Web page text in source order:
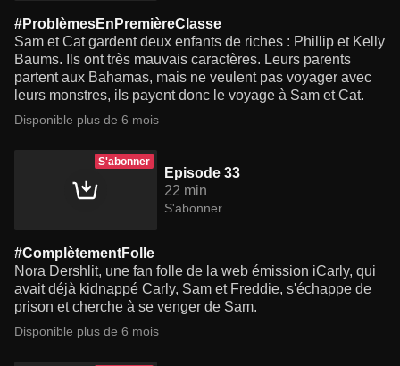
#ProblèmesEnPremièreClasse
Sam et Cat gardent deux enfants de riches : Phillip et Kelly
Baums. Ils ont très mauvais caractères. Leurs parents
partent aux Bahamas, mais ne veulent pas voyager avec
leurs monstres, ils payent donc le voyage à Sam et Cat.
Disponible plus de 6 mois
S'abonner
Episode 33
22 min
S'abonner
#ComplètementFolle
Nora Dershlit, une fan folle de la web émission iCarly, qui
avait déjà kidnappé Carly, Sam et Freddie, s'échappe de
prison et cherche à se venger de Sam.
Disponible plus de 6 mois